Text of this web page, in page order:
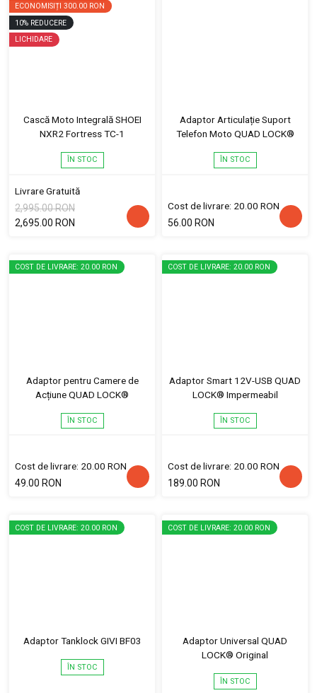
ECONOMISIȚI 300.00 RON
10% REDUCERE
LICHIDARE
Cască Moto Integrală SHOEI
NXR2 Fortress TC-1
ÎN STOC
Livrare Gratuită
2,995.00 RON
2,695.00 RON
Adaptor Articulație Suport
Telefon Moto QUAD LOCK®
ÎN STOC
Cost de livrare: 20.00 RON
56.00 RON
COST DE LIVRARE: 20.00 RON
Adaptor pentru Camere de
Acțiune QUAD LOCK®
ÎN STOC
Cost de livrare: 20.00 RON
49.00 RON
COST DE LIVRARE: 20.00 RON
Adaptor Smart 12V-USB QUAD
LOCK® Impermeabil
ÎN STOC
Cost de livrare: 20.00 RON
189.00 RON
COST DE LIVRARE: 20.00 RON
Adaptor Tanklock GIVI BF03
ÎN STOC
COST DE LIVRARE: 20.00 RON
Adaptor Universal QUAD
LOCK® Original
ÎN STOC